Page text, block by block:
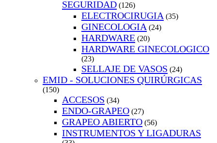
SEGURIDAD (126)
ELECTROCIRUGIA (35)
GINECOLOGIA (24)
HARDWARE (20)
HARDWARE GINECOLOGICO
(23)
SELLAJE DE VASOS (24)
EMID - SOLUCIONES QUIRÚRGICAS
(150)
ACCESOS (34)
ENDO-GRAPEO (27)
GRAPEO ABIERTO (56)
INSTRUMENTOS Y LIGADURAS